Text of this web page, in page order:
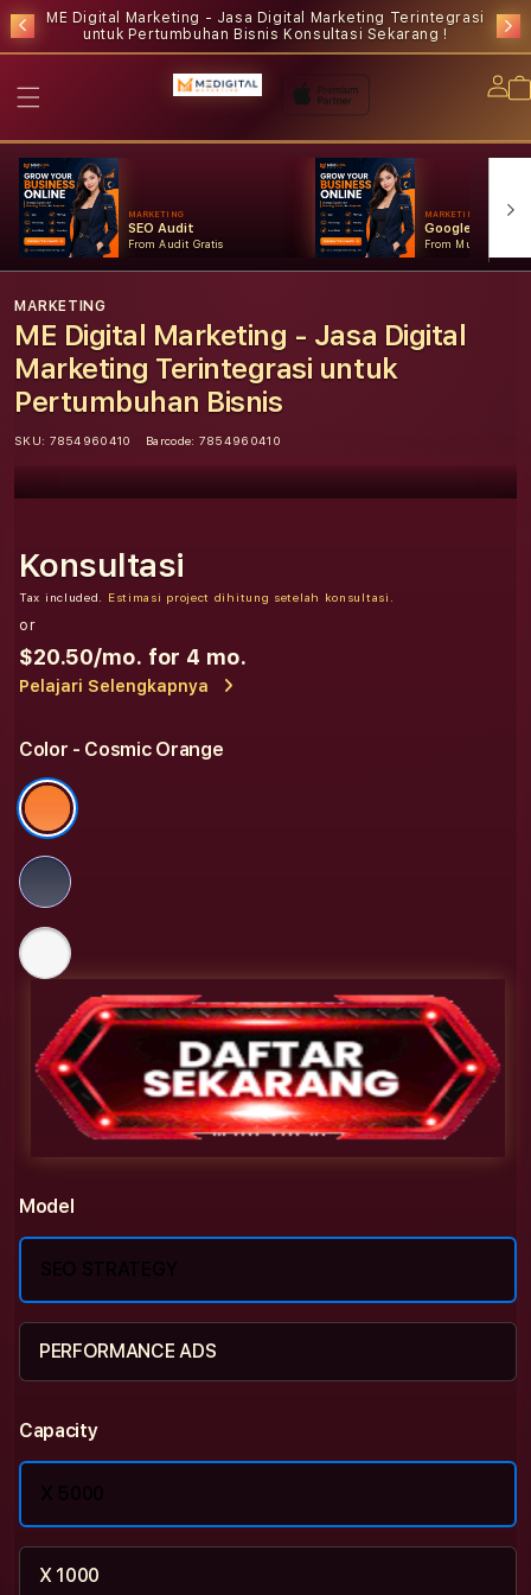
ME Digital Marketing - Jasa Digital Marketing Terintegrasi
untuk Pertumbuhan Bisnis Konsultasi Sekarang !
MARKETING
SEO Audit
From Audit Gratis
MARKETING
Google Ads
From Mulai
MARKETING
ME Digital Marketing - Jasa Digital
Marketing Terintegrasi untuk
Pertumbuhan Bisnis
SKU: 7854960410 Barcode: 7854960410
Konsultasi
Tax included. Estimasi project dihitung setelah konsultasi.
or
$20.50/mo. for 4 mo.
Pelajari Selengkapnya
Color - Cosmic Orange
Model
SEO STRATEGY
PERFORMANCE ADS
Capacity
X 5000
X 1000